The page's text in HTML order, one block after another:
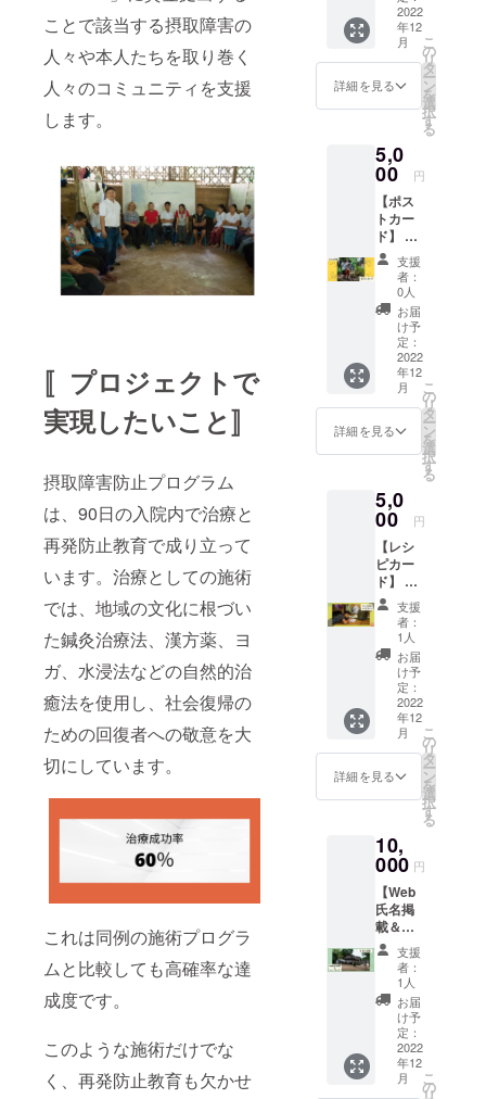
ことで該当する摂取障害の
人々や本人たちを取り巻く
人々のコミュニティを支援
します。
〚プロジェクトで
実現したいこと〛
摂取障害防止プログラム
は、90日の入院内で治療と
再発防止教育で成り立って
います。治療としての施術
では、地域の文化に根づい
た鍼灸治療法、漢方薬、ヨ
ガ、水浸法などの自然的治
癒法を使用し、社会復帰の
ための回復者への敬意を大
切にしています。
これは同例の施術プログラ
ムと比較しても高確率な達
成度です。
このような施術だけでな
く、再発防止教育も欠かせ
ただけ
ます。
大切な
方にポ
スト
かがで
しょう
か。
くださ
い。 レ
シピ
例：ケ
ニアで
ダジ」
のレシ
ピで
す。マ
ンダジ
はドー
ナツの
ような
お菓子
です。
REIで
は、避
難民能
力開発
プログ
ラムを
支援し
出身の
避難民
がマン
ダジ販
売店を
企業で
きるよ
うにな
りまし
た。
告する
ニュー
スレ
ターの
受信者
リスト
にお名
録させ
ていた
だきま
す。
REIの取
り組み
をより
詳しく
知って
いただ
ける
ニュー
スレ
ター
は、
メール
にてお
2022
年12
月
詳細を見る
こ
の
リ
タ
ー
ン
を
選
択
す
る
5,0
00 円
【ポス
トカー
ド】 感
謝の気
持ちを
込め
て、REI
の支援
する避
難民プ
ロジェ
クトで
REIメン
バーが
取材し
たス
リー
を、そ
の地域
の現状
報告と
共に載
せたポ
スト
カード
です。
避難民
の物語
が描か
れてい
るREIオ
リジナ
ルのポ
メール
にてお
送りい
たしま
す。 よ
り詳し
く避難
民につ
いて知
り、身
近に感
じてい
ただけ
ます。
大切な
支援
者：
0人
お届
け予
定：
2022
年12
月
詳細を見る
こ
の
リ
タ
ー
ン
を
選
択
す
る
5,0
00 円
【レシ
ピカー
ド】 感
謝の気
持ちを
込め
て、避
難民の
方々の
おいし
いお料
理のレ
シピ
カード
をお送
りしま
難民の
方々の
持つ食
文化に
触れる
ことが
できま
す。ぜ
ひお菓
子づく
りを楽
しんで
くださ
い。 レ
シピ
支援
者：
1人
お届
け予
定：
2022
年12
月
詳細を見る
こ
の
リ
タ
ー
ン
を
選
択
す
る
10,
000 円
【Web
氏名掲
載＆
ニュー
スレ
ター】
・Web
氏名掲
載 REI
のWeb
サイト
に氏名
支援
者：
1人
お届
け予
定：
2022
年12
月
こ
の
リ